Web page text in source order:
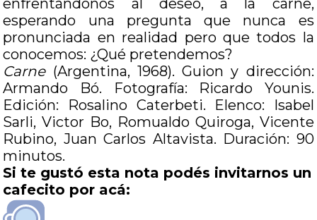
enfrentándonos al deseo, a la carne,
esperando una pregunta que nunca es
pronunciada en realidad pero que todos la
conocemos: ¿Qué pretendemos?
Carne (Argentina, 1968). Guion y dirección:
Armando Bó. Fotografía: Ricardo Younis.
Edición: Rosalino Caterbeti. Elenco: Isabel
Sarli, Victor Bo, Romualdo Quiroga, Vicente
Rubino, Juan Carlos Altavista. Duración: 90
minutos.
Si te gustó esta nota podés invitarnos un
cafecito por acá: